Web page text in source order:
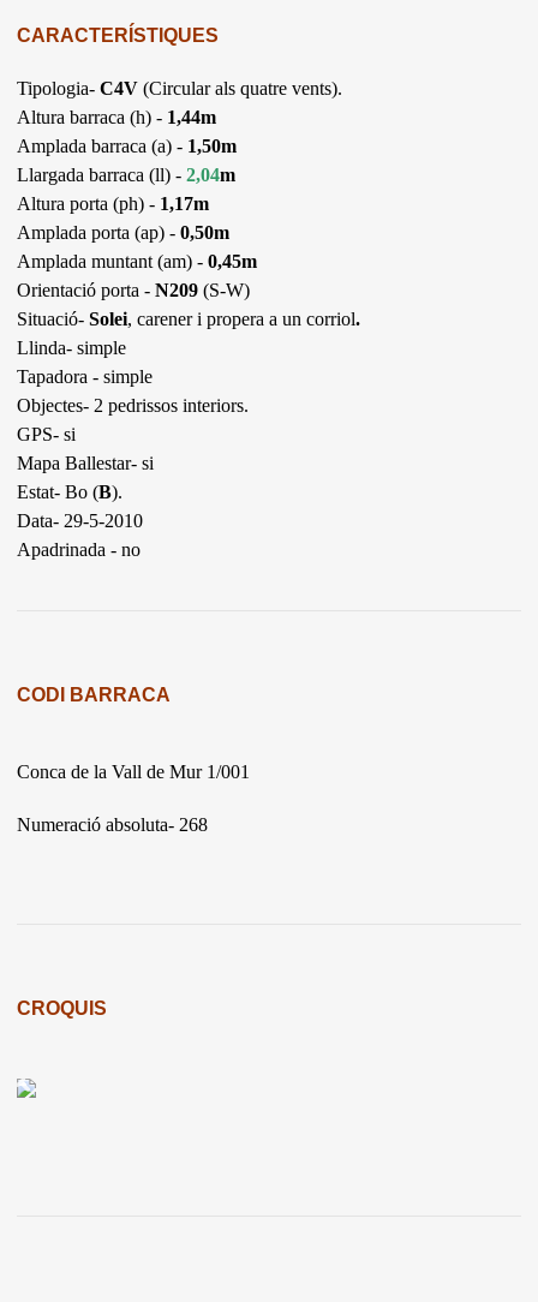
CARACTERÍSTIQUES
Tipologia-C4V (Circular als quatre vents).
Altura barraca (h) - 1,44m
Amplada barraca (a) - 1,50m
Llargada barraca (ll) -2,04m
Altura porta (ph) - 1,17m
Amplada porta (ap) -0,50m
Amplada muntant (am) -0,45m
Orientació porta -N209 (S-W)
Situació-Solei, carener i propera a un corriol.
Llinda- simple
Tapadora - simple
Objectes- 2 pedrissos interiors.
GPS- si
Mapa Ballestar- si
Estat- Bo (B).
Data- 29-5-2010
Apadrinada - no
CODI BARRACA
Conca de la Vall de Mur 1/001
Numeració absoluta- 268
CROQUIS